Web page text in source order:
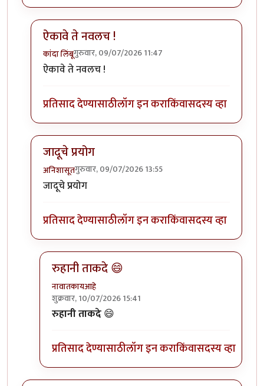
ऐकावे ते नवलच !
कांदा लिंबूगुरुवार, 09/07/2026 11:47
In reply toताजी बातमी
ऐकावे ते नवलच !
प्रतिसाद देण्यासाठीलॉग इन कराकिंवासदस्य व्हा
जादूचे प्रयोग
अनिशासूतगुरुवार, 09/07/2026 13:55
In reply to
जादूचे प्रयोग
प्रतिसाद देण्यासाठीलॉग इन कराकिंवासदस्य व्हा
रुहानी ताकदे 😄
नावातकायआहे
शुक्रवार, 10/07/2026 15:41
In reply toजादूचे प्रयोग
रुहानी ताकदे😄
प्रतिसाद देण्यासाठीलॉग इन कराकिंवासदस्य व्हा